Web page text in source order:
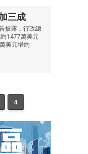
三成
披露，行政總
1477萬美元
美元增約
4